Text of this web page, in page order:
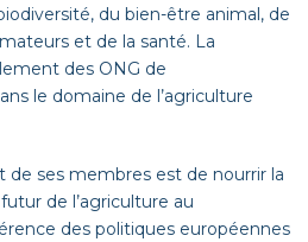
du bien-être animal, de
et de la santé. La
des ONG de
le domaine de l’agriculture
ses membres est de nourrir la
de l’agriculture au
des politiques européennes